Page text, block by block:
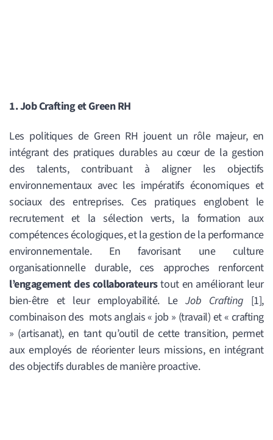
1. Job Crafting et Green RH
Les politiques de Green RH jouent un rôle majeur, en
intégrant des pratiques durables au cœur de la gestion
des talents, contribuant à aligner les objectifs
environnementaux avec les impératifs économiques et
sociaux des entreprises. Ces pratiques englobent le
recrutement et la sélection verts, la formation aux
compétences écologiques, et la gestion de la performance
environnementale. En favorisant une culture
organisationnelle durable, ces approches renforcent
l’engagement des collaborateurstout en améliorant leur
bien-être et leur employabilité. LeJob Crafting [1],
combinaison des mots anglais « job » (travail) et « crafting
» (artisanat), en tant qu’outil de cette transition, permet
aux employés de réorienter leurs missions, en intégrant
des objectifs durables de manière proactive.